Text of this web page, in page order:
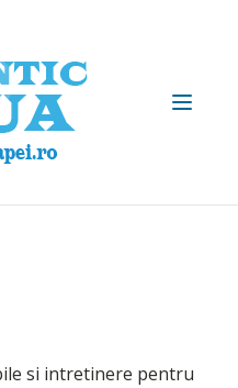
si intretinere pentru